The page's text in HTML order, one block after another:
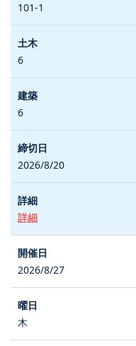
101-1
6
6
2026/8/20
詳細
2026/8/27
木